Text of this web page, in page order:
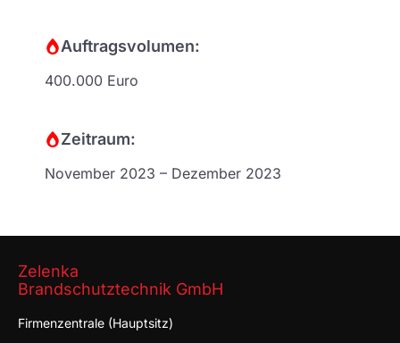
Auftragsvolumen:
400.000 Euro
Zeitraum:
November 2023 – Dezember 2023
Zelenka
Brandschutztechnik GmbH
Firmenzentrale (Hauptsitz)